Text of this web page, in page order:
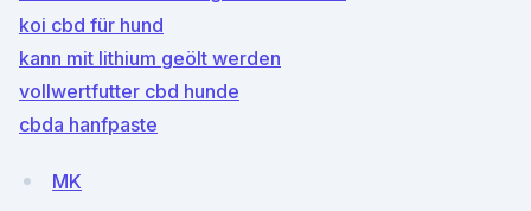
koi cbd für hund
kann mit lithium geölt werden
vollwertfutter cbd hunde
cbda hanfpaste
MK